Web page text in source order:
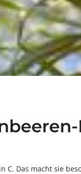
C. Das macht sie